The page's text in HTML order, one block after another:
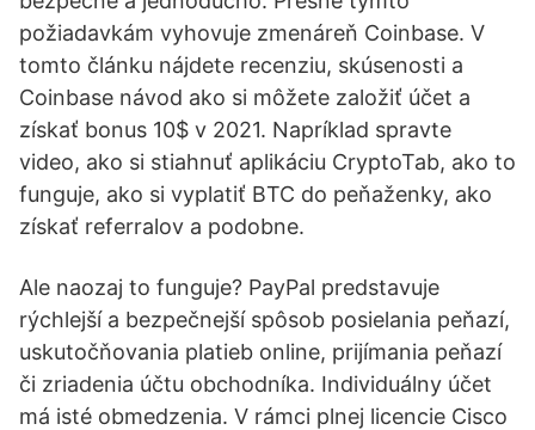
požiadavkám vyhovuje zmenáreň Coinbase. V
tomto článku nájdete recenziu, skúsenosti a
Coinbase návod ako si môžete založiť účet a
získať bonus 10$ v 2021. Napríklad spravte
video, ako si stiahnuť aplikáciu CryptoTab, ako to
funguje, ako si vyplatiť BTC do peňaženky, ako
získať referralov a podobne.
Ale naozaj to funguje? PayPal predstavuje
rýchlejší a bezpečnejší spôsob posielania peňazí,
uskutočňovania platieb online, prijímania peňazí
či zriadenia účtu obchodníka. Individuálny účet
má isté obmedzenia. V rámci plnej licencie Cisco